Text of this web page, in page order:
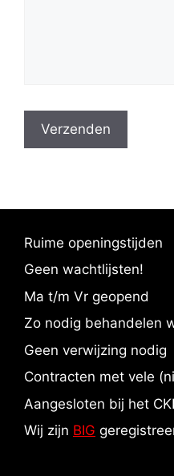
Ruime openingstijden
Geen wachtlijsten!
Ma t/m Vr geopend
Zo nodig behandelen
Geen verwijzing nodig
Contracten met vele
Aangesloten bij het
Wij zijn BIG